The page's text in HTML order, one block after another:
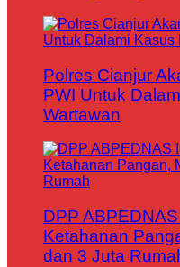
Polres Cianjur
PWI Untuk
Wartawan
DPP
Ketahanan
dan 3 Juta